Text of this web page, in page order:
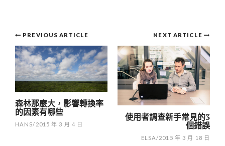
Post
navigation
NEXT ARTICLE
使用者調查新手常見的3
個錯誤
ELSA/2015 年 3 月 18 日
PREVIOUS ARTICLE
森林那麼大，影響轉換率
的因素有哪些
HANS/ 2015 年 3 月 4 日